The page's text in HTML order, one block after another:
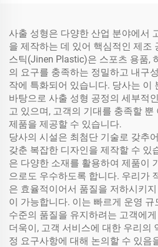
사출 성형은 다양한 산업 분야에서
을 제작하는 데 있어 핵심적인 제조
스틱(Jinen Plastic)은 스포츠 용품,
의 요구를 충족하는 정밀하고 내구
작에 특화되어 있습니다. 당사는 이
바탕으로 사출 성형 공정의 세부적
고 있으며, 고객의 기대를 충족할
제품을 제공할 수 있습니다.
당사의 시설은 최첨단 기술로 갖추
갖춘 복잡한 디자인을 제작할 수 있
은 다양한 소재를 활용하여 제품이
으로도 우수하도록 합니다. 우리가
은 효율적이어서 품질을 저하시키
이 가능합니다. 이는 빠르게 운영
수준의 품질을 유지하려는 고객에
더욱이, 고객 서비스에 대한 우리의
정 요구사항에 대해 논의할 수 있음